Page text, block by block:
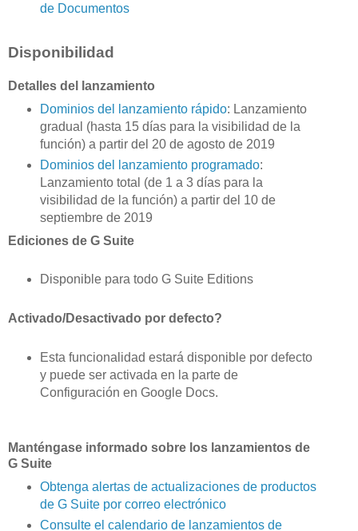
de Documentos
Disponibilidad
Detalles del lanzamiento
Dominios del lanzamiento rápido: Lanzamiento
gradual (hasta 15 días para la visibilidad de la
función) a partir del 20 de agosto de 2019
Dominios del lanzamiento programado:
Lanzamiento total (de 1 a 3 días para la
visibilidad de la función) a partir del 10 de
septiembre de 2019
Ediciones de G Suite
Disponible para todo G Suite Editions
Activado/Desactivado por defecto?
Esta funcionalidad estará disponible por defecto
y puede ser activada en la parte de
Configuración en Google Docs.
Manténgase informado sobre los lanzamientos de
G Suite
Obtenga alertas de actualizaciones de productos
de G Suite por correo electrónico
Consulte el calendario de lanzamientos de